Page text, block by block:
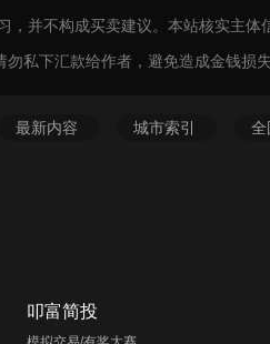
并不构成买卖建议。本站核实主
私下汇款给作者，避免造成金钱损失
最新内容 城市索引 全
叩富简投